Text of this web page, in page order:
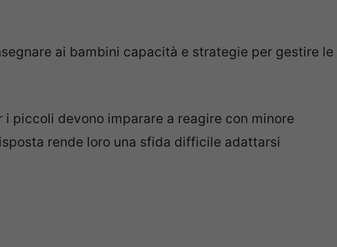
ai bambini capacità e strategie per gestire le
i piccoli devono imparare a reagire con minore
rende loro una sfida difficile adattarsi